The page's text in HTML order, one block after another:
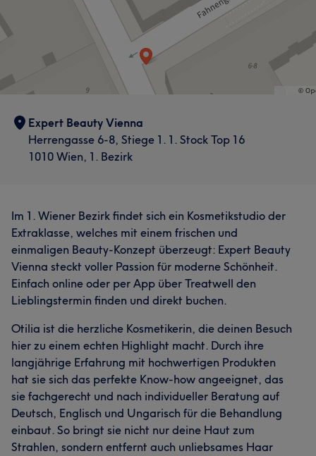
Expert Beauty Vienna
Herrengasse 6-8, Stiege 1. 1. Stock Top 16
1010 Wien, 1. Bezirk
Im 1. Wiener Bezirk findet sich ein Kosmetikstudio der
Extraklasse, welches mit einem frischen und
einmaligen Beauty-Konzept überzeugt: Expert Beauty
Vienna steckt voller Passion für moderne Schönheit.
Einfach online oder per App über Treatwell den
Lieblingstermin finden und direkt buchen.
Otilia ist die herzliche Kosmetikerin, die deinen Besuch
hier zu einem echten Highlight macht. Durch ihre
langjährige Erfahrung mit hochwertigen Produkten
hat sie sich das perfekte Know-how angeeignet, das
sie fachgerecht und nach individueller Beratung auf
Deutsch, Englisch und Ungarisch für die Behandlung
einbaut. So bringt sie nicht nur deine Haut zum
Strahlen, sondern entfernt auch unliebsames Haar